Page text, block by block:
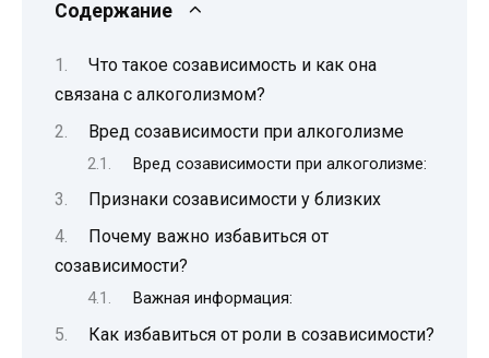
Содержание
Что такое созависимость и как она
связана с алкоголизмом?
Вред созависимости при алкоголизме
Вред созависимости при алкоголизме:
Признаки созависимости у близких
Почему важно избавиться от
созависимости?
Важная информация:
Как избавиться от роли в созависимости?